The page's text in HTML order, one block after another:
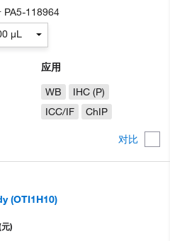
对比
应用
WB
IHC (P)
ICC/IF
ChIP
PA5-118964
µL
(OTI1H10)
)